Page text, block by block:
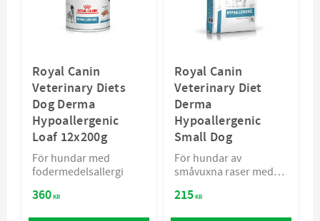
Royal Canin
Veterinary Diets
Dog Derma
Hypoallergenic
Loaf 12x200g
För hundar med
fodermedelsallergi
360KR
Royal Canin
Veterinary Diet
Derma
Hypoallergenic
Small Dog
För hundar av
småvuxna raser med
215KR